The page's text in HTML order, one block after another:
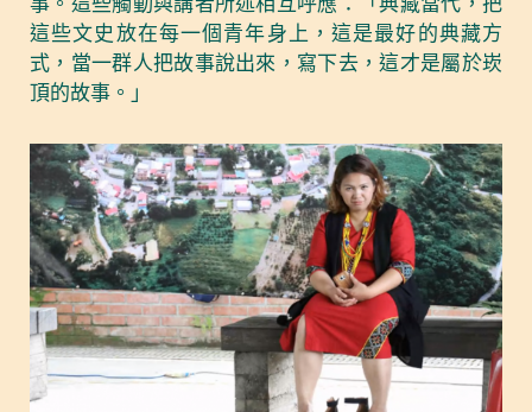
這些文史放在每一個青年身上，這是最好的典藏方
式，當一群人把故事說出來，寫下去，這才是屬於崁
頂的故事。」